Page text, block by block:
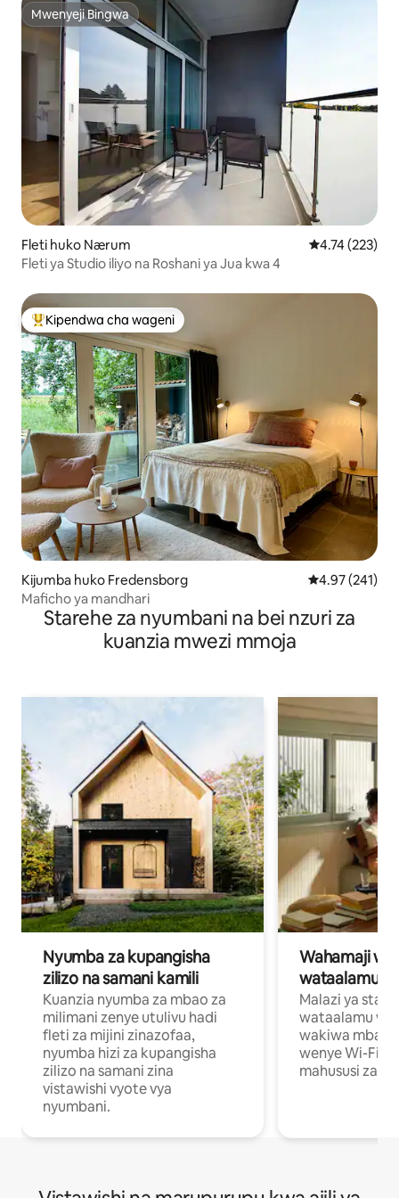
Mwenyeji Bingwa
Mwenyeji Bingwa
Fleti huko Nærum Ukadiriaji wa
4.74 (223)
Fleti ya Studio iliyo na Roshani ya Jua kwa 4
Kipendwa maarufu cha wageni
Kipendwa cha wageni
Kijumba huko Fredensborg Ukadiriaji wa
4.97 (241)
Maficho ya mandhari
Starehe za nyumbani na bei nzuri za
kuanzia mwezi mmoja
Nyumba za kupangisha
zilizo na samani kamili
Kuanzia nyumba za mbao za
milimani zenye utulivu hadi
fleti za mijini zinazofaa,
nyumba hizi za kupangisha
zilizo na samani zina
vistawishi vyote vya
nyumbani.
Wahamaji
wataalamu
Malazi ya
wataalamu
wakiwa mbali
wenye Wi-Fi
mahususi za